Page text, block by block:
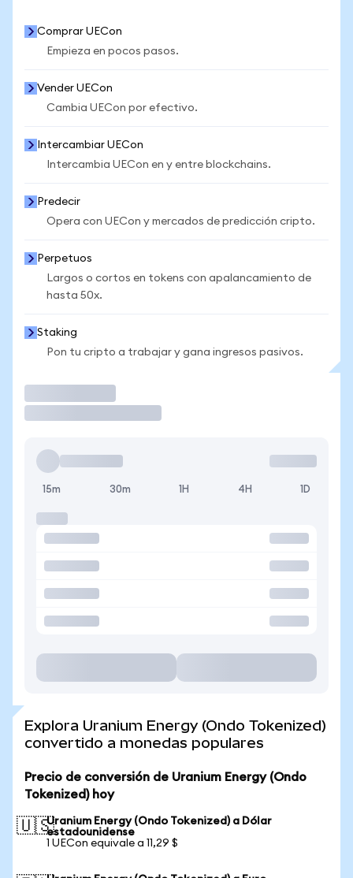
Comprar UECon
Empieza en pocos pasos.
Vender UECon
Cambia UECon por efectivo.
Intercambiar UECon
Intercambia UECon en y entre blockchains.
Predecir
Opera con UECon y mercados de predicción cripto.
Perpetuos
Largos o cortos en tokens con apalancamiento de
hasta 50x.
Staking
Pon tu cripto a trabajar y gana ingresos pasivos.
15m 30m 1H 4H 1D
Explora Uranium Energy (Ondo Tokenized)
convertido a monedas populares
Precio de conversión de Uranium Energy (Ondo
Tokenized) hoy
🇺🇸Uranium Energy (Ondo Tokenized) a Dólar
estadounidense
1 UECon equivale a 11,29 $